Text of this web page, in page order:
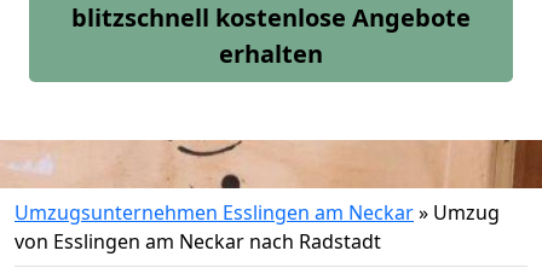
blitzschnell kostenlose Angebote
erhalten
Umzugsunternehmen Esslingen am Neckar» Umzug
von Esslingen am Neckar nach Radstadt